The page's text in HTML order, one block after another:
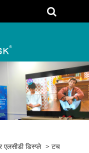
एलसीडी डिस्प्ले > टच